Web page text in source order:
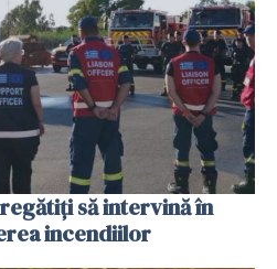
să intervină în
incendiilor